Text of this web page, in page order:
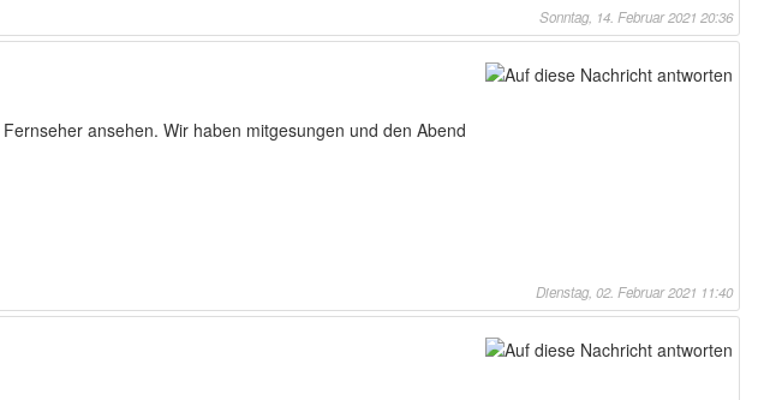
Sonntag, 14. Februar 2021 20:36
ansehen. Wir haben mitgesungen und den Abend
Dienstag, 02. Februar 2021 11:40